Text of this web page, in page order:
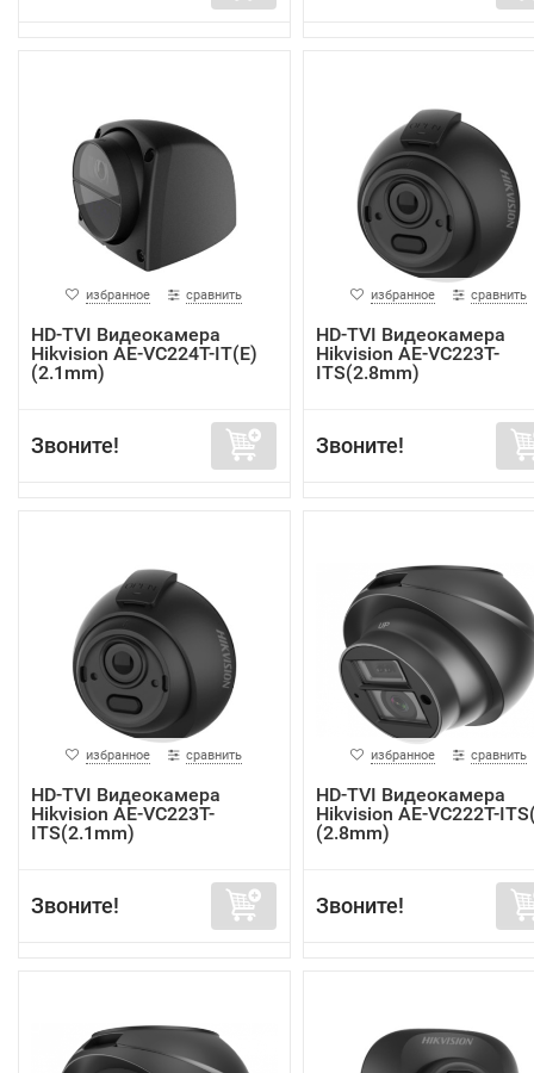
избранное сравнить
HD-TVI Видеокамера
Hikvision AE-VC224T-IT(E)
(2.1mm)
Звоните!
избранное сравнить
HD-TVI Видеокамера
Hikvision AE-VC223T-
ITS(2.8mm)
Звоните!
избранное сравнить
HD-TVI Видеокамера
Hikvision AE-VC223T-
ITS(2.1mm)
Звоните!
избранное сравнить
HD-TVI Видеокамера
Hikvision AE-VC222T-
(2.8mm)
Звоните!